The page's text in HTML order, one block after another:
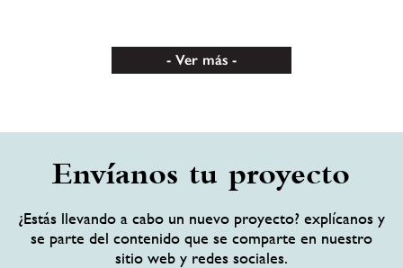
Ver más
Envíanos tu proyecto
¿Estás llevando a cabo un nuevo proyecto? explícanos y
se parte del contenido que se comparte en nuestro
sitio web y redes sociales.